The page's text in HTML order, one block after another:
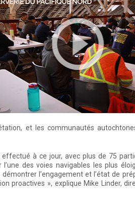
et les communautés
à ce jour, avec plus de 75
des voies navigables les plus
l’engagement et l’état de
proactives », explique Mike Linder,